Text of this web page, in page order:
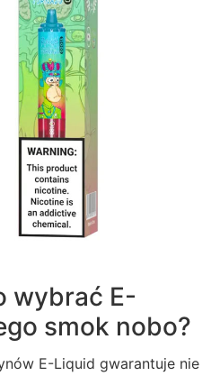
wybrać E-
smok nobo?
E-Liquid gwarantuje nie